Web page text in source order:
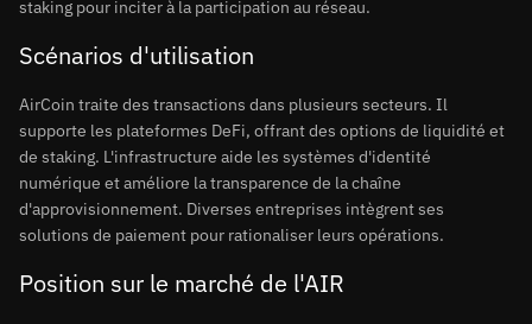
staking pour inciter à la participation au réseau.
Scénarios d'utilisation
AirCoin traite des transactions dans plusieurs secteurs. Il
supporte les plateformes DeFi, offrant des options de liquidité et
de staking. L'infrastructure aide les systèmes d'identité
numérique et améliore la transparence de la chaîne
d'approvisionnement. Diverses entreprises intègrent ses
solutions de paiement pour rationaliser leurs opérations.
Position sur le marché de l'AIR